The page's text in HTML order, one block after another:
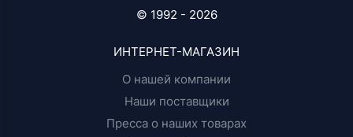
© 1992 - 2026
ИНТЕРНЕТ-МАГАЗИН
О нашей компании
Наши поставщики
Пресса о наших товарах